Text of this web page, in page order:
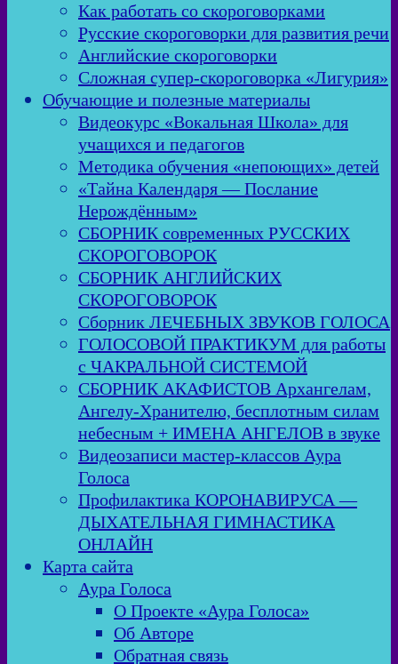
Как работать со скороговорками
Русские скороговорки для развития речи
Английские скороговорки
Сложная супер-скороговорка «Лигурия»
Обучающие и полезные материалы
Видеокурс «Вокальная Школа» для
учащихся и педагогов
Методика обучения «непоющих» детей
«Тайна Календаря — Послание
Нерождённым»
СБОРНИК современных РУССКИХ
СКОРОГОВОРОК
СБОРНИК АНГЛИЙСКИХ
СКОРОГОВОРОК
Сборник ЛЕЧЕБНЫХ ЗВУКОВ ГОЛОСА
ГОЛОСОВОЙ ПРАКТИКУМ для работы
с ЧАКРАЛЬНОЙ СИСТЕМОЙ
СБОРНИК АКАФИСТОВ Архангелам,
Ангелу-Хранителю, бесплотным силам
небесным + ИМЕНА АНГЕЛОВ в звуке
Видеозаписи мастер-классов Аура
Голоса
Профилактика КОРОНАВИРУСА —
ДЫХАТЕЛЬНАЯ ГИМНАСТИКА
ОНЛАЙН
Карта сайта
Аура Голоса
О Проекте «Аура Голоса»
Об Авторе
Обратная связь